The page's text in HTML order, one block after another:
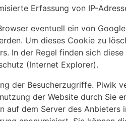
Erfassung von IP-
eventuell ein von
Um dieses Cookie zu
In der Regel finden sich
(Internet Explorer).
der Besucherzugriffe. Piwik
der Website durch Sie
auf dem Server des Anbieters